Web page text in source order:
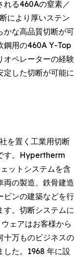
れる460Aの窒素／
により厚いステン
かな高品質切断が可
鋼用の460A Y-Top
ペレーターの経験
定した切断が可能に
を置く工業用切断
す。Hypertherm
ットシステムを含
両の製造、鉄骨建造
ビンの建築などを行
す。切断システムに
ェアはお客様から
十万ものビジネスの
した。1968 年に設